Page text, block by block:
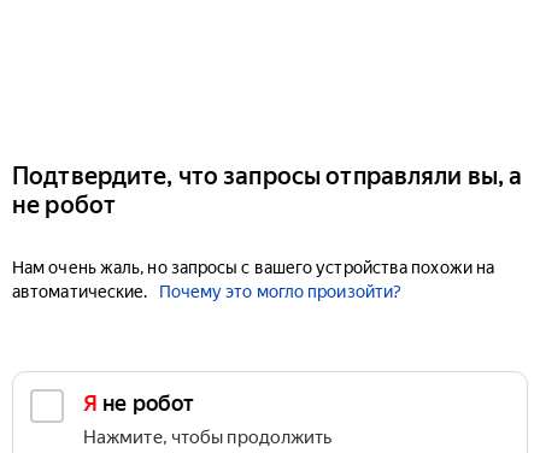
Подтвердите, что запросы отправляли вы, а
не робот
Нам очень жаль, но запросы с вашего устройства похожи на
автоматические.
Почему это могло произойти?
Я не робот
Нажмите, чтобы продолжить